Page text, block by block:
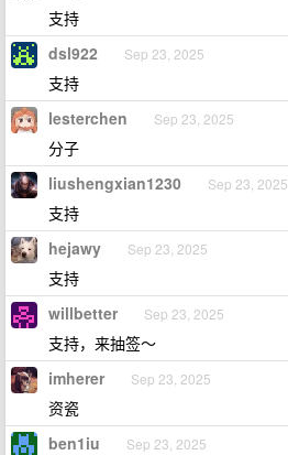
支持
dsl922 Sep 23, 2025
支持
lesterchen Sep 23, 2025
分子
liushengxian1230 Sep 23, 2025
支持
hejawy Sep 23, 2025
支持
willbetter Sep 23, 2025
支持，来抽签～
imherer Sep 23, 2025
资瓷
ben1iu Sep 23, 2025